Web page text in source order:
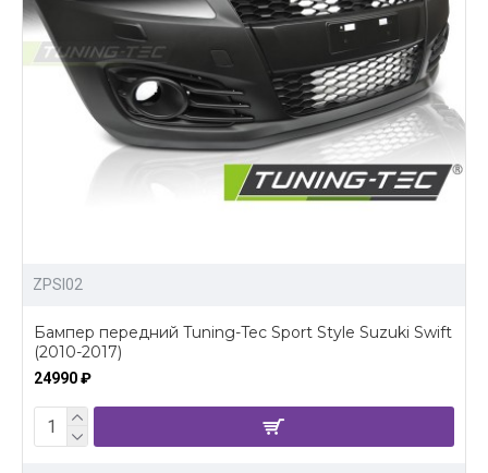
ZPSI02
Бампер передний Tuning-Tec Sport Style Suzuki Swift
(2010-2017)
24990 ₽